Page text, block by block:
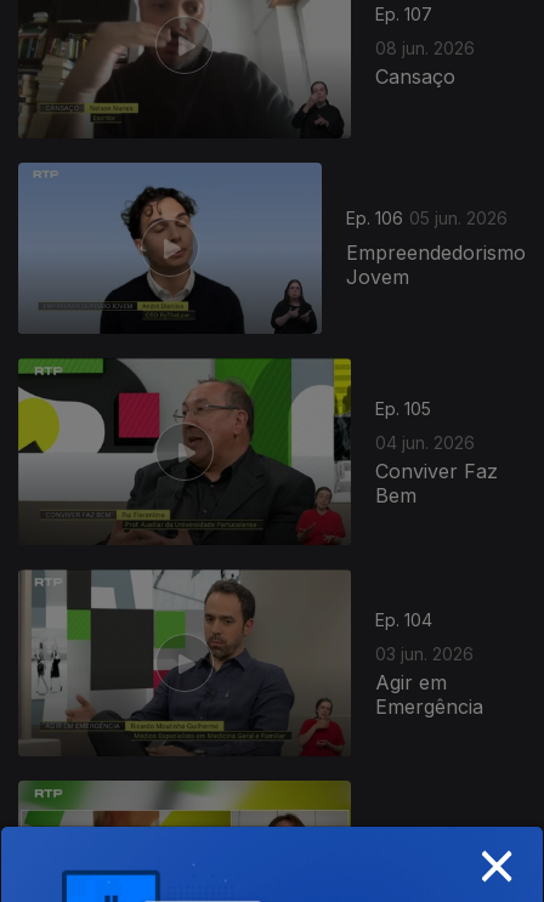
Ep. 107
08 jun. 2026
Cansaço
Ep. 106 05 jun. 2026
Empreendedorismo
Jovem
Ep. 105
04 jun. 2026
Conviver Faz
Bem
Ep. 104
03 jun. 2026
Agir em
Emergência
×